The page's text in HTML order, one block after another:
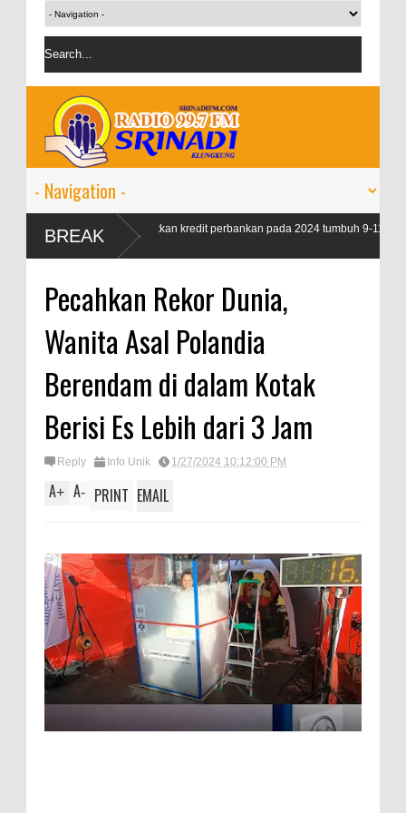
BREAK
OJK targetkan kredit perbankan pada 2024 tumbuh 9-11
persen
Pecahkan Rekor Dunia,
Wanita Asal Polandia
Berendam di dalam Kotak
Berisi Es Lebih dari 3 Jam
Reply Info Unik 1/27/2024 10:12:00 PM
A+ A- PRINT EMAIL